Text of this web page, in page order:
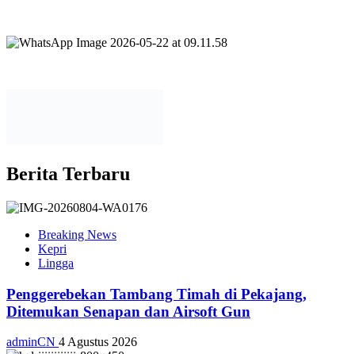
Berita Terbaru
Breaking News
Kepri
Lingga
Penggerebekan Tambang Timah di Pekajang,
Ditemukan Senapan dan Airsoft Gun
adminCN 4 Agustus 2026